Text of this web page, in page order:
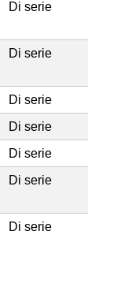
Di serie
Di serie
Di serie
Di serie
Di serie
Di serie
Di serie